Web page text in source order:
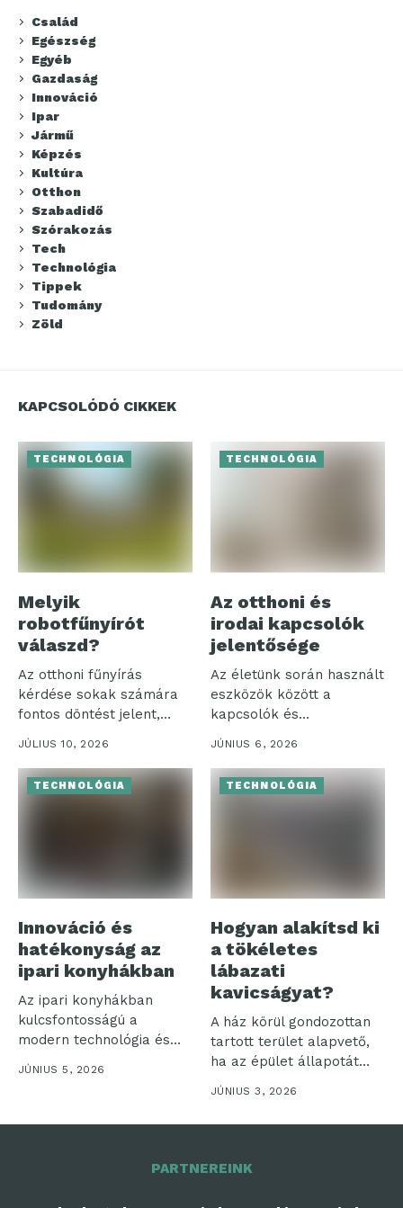
Család
Egészség
Egyéb
Gazdaság
Innováció
Ipar
Jármű
Képzés
Kultúra
Otthon
Szabadidő
Szórakozás
Tech
Technológia
Tippek
Tudomány
Zöld
KAPCSOLÓDÓ CIKKEK
TECHNOLÓGIA
Melyik
robotfűnyírót
válaszd?
Az otthoni fűnyírás
kérdése sokak számára
fontos döntést jelent,
különösen, amikor a...
JÚLIUS 10, 2026
TECHNOLÓGIA
Az otthoni és
irodai kapcsolók
jelentősége
Az életünk során használt
eszközök között a
kapcsolók és
szerelvények különösen
jelentős...
JÚNIUS 6, 2026
TECHNOLÓGIA
Innováció és
hatékonyság az
ipari konyhákban
Az ipari konyhákban
kulcsfontosságú a
modern technológia és
hatékonyság
összehangolása. Ezek a...
JÚNIUS 5, 2026
TECHNOLÓGIA
Hogyan alakítsd ki
a tökéletes
lábazati
kavicságyat?
A ház körül gondozottan
tartott terület alapvető,
ha az épület állapotát
hosszú...
JÚNIUS 3, 2026
PARTNEREINK